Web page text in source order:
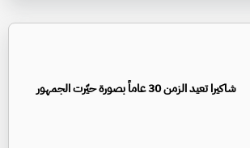
شاكيرا تعيد الزمن 30 عاماً بصورة حيّرت الجمهور